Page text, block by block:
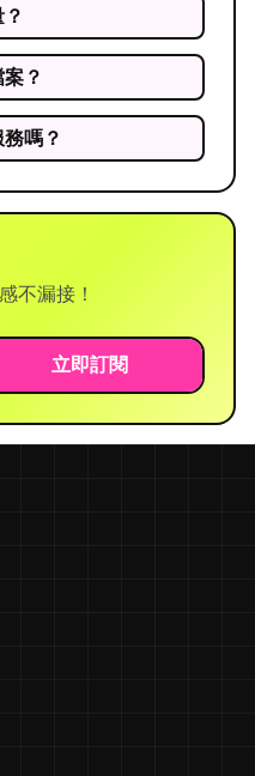
？
嗎？
不漏接！
立即訂閱